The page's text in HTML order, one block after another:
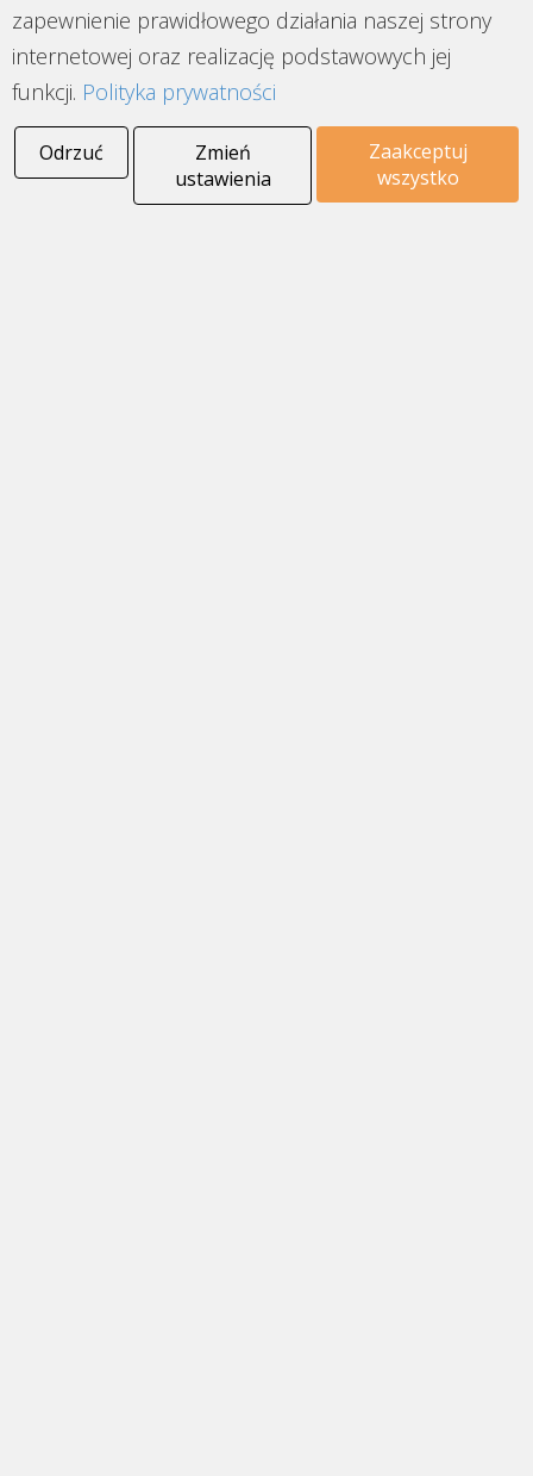
zapewnienie prawidłowego działania naszej strony
internetowej oraz realizację podstawowych jej
funkcji. Polityka prywatności
Odrzuć
Zmień
ustawienia
Zaakceptuj
wszystko
IRSAP TRATTO to model przeznaczony do
gustownych i nowoczesnych wnętrz. Dzięki
ciekawej formie z półką staje się bardzo
funkcjonalny. Zobacz go w Syriuszu.